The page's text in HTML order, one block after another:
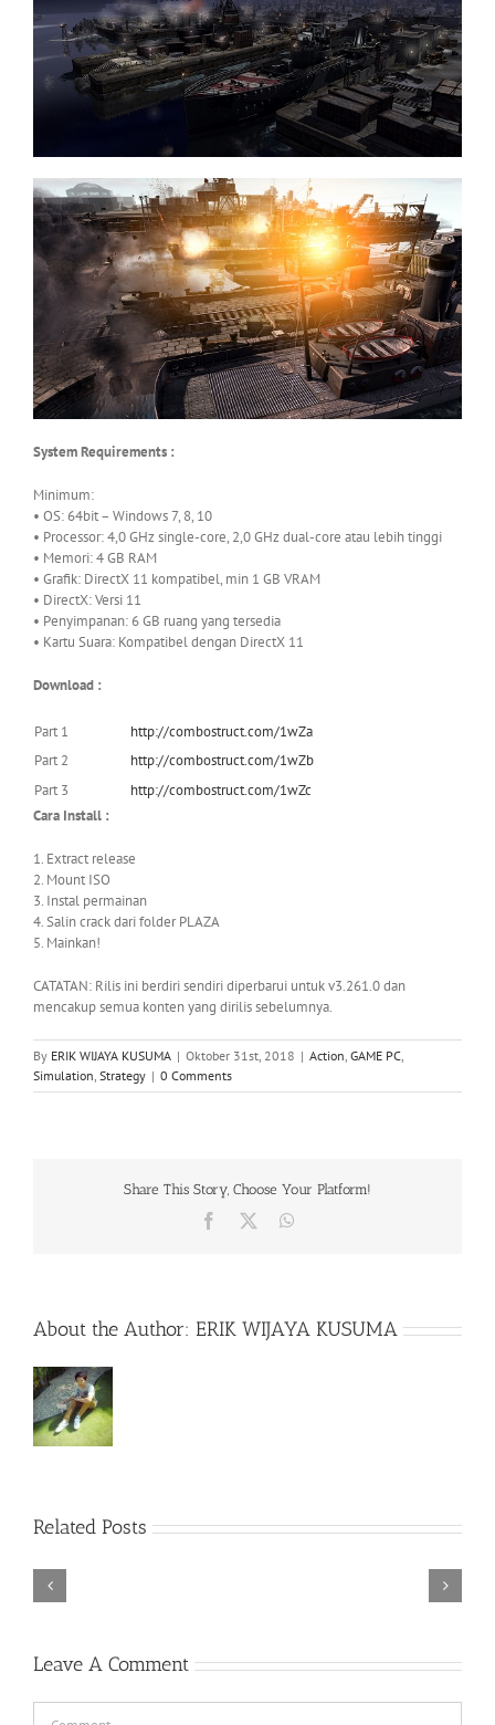
System Requirements :
Minimum:
• OS: 64bit – Windows 7, 8, 10
• Processor: 4,0 GHz single-core, 2,0 GHz dual-core atau lebih tinggi
• Memori: 4 GB RAM
• Grafik: DirectX 11 kompatibel, min 1 GB VRAM
• DirectX: Versi 11
• Penyimpanan: 6 GB ruang yang tersedia
• Kartu Suara: Kompatibel dengan DirectX 11
Download :
Part 1
http://combostruct.com/1wZa
Part 2
http://combostruct.com/1wZb
Part 3
http://combostruct.com/1wZc
Cara Install :
1. Extract release
2. Mount ISO
3. Instal permainan
4. Salin crack dari folder PLAZA
5. Mainkan!
CATATAN: Rilis ini berdiri sendiri diperbarui untuk v3.261.0 dan
mencakup semua konten yang dirilis sebelumnya.
By ERIK WIJAYA KUSUMA | Oktober 31st, 2018 | Action, GAME PC,
Simulation, Strategy | 0 Comments
Share This Story, Choose Your Platform!
Facebook
About the Author: ERIK WIJAYA KUSUMA
Related Posts
Six
No
Macro
Leave A Comment